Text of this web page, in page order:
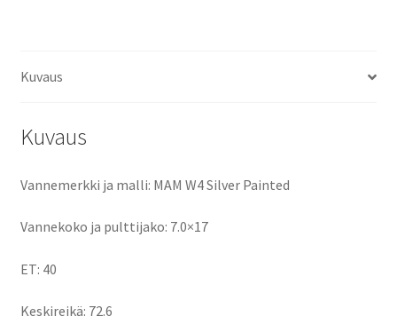
o
Kuvaus
Kuvaus
Vannemerkki ja malli: MAM W4 Silver Painted
Vannekoko ja pulttijako: 7.0×17
ET: 40
Keskireikä: 72.6